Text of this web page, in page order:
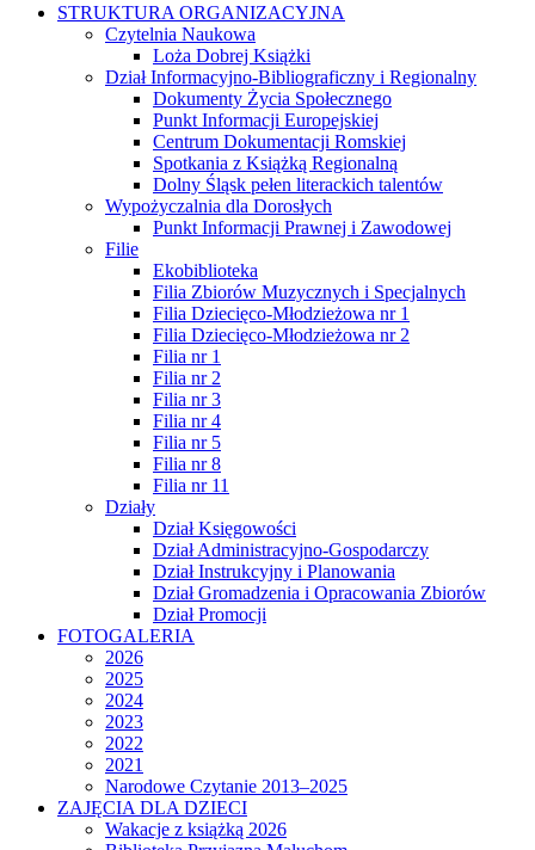
STRUKTURA ORGANIZACYJNA
Czytelnia Naukowa
Loża Dobrej Książki
Dział Informacyjno-Bibliograficzny i Regionalny
Dokumenty Życia Społecznego
Punkt Informacji Europejskiej
Centrum Dokumentacji Romskiej
Spotkania z Książką Regionalną
Dolny Śląsk pełen literackich talentów
Wypożyczalnia dla Dorosłych
Punkt Informacji Prawnej i Zawodowej
Filie
Ekobiblioteka
Filia Zbiorów Muzycznych i Specjalnych
Filia Dziecięco-Młodzieżowa nr 1
Filia Dziecięco-Młodzieżowa nr 2
Filia nr 1
Filia nr 2
Filia nr 3
Filia nr 4
Filia nr 5
Filia nr 8
Filia nr 11
Działy
Dział Księgowości
Dział Administracyjno-Gospodarczy
Dział Instrukcyjny i Planowania
Dział Gromadzenia i Opracowania Zbiorów
Dział Promocji
FOTOGALERIA
2026
2025
2024
2023
2022
2021
Narodowe Czytanie 2013–2025
ZAJĘCIA DLA DZIECI
Wakacje z książką 2026